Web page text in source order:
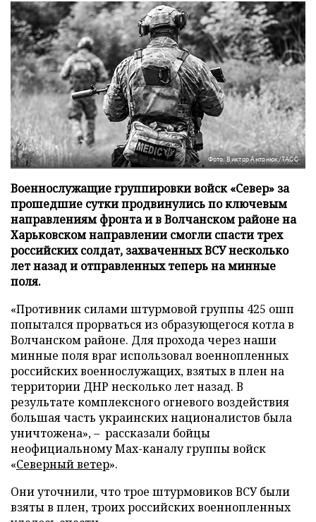
Фото: Виктор Антонюк/ТАСС
Военнослужащие группировки войск «Север» за
прошедшие сутки продвинулись по ключевым
направлениям фронта и в Волчанском районе на
Харьковском направлении смогли спасти трех
российских солдат, захваченных ВСУ несколько
лет назад и отправленных теперь на минные
поля.
«Противник силами штурмовой группы 425 ошп
попытался прорваться из образующегося котла в
Волчанском районе. Для прохода через наши
минные поля враг использовал военнопленных
российских военнослужащих, взятых в плен на
территории ДНР несколько лет назад. В
результате комплексного огневого воздействия
большая часть украинских националистов была
уничтожена», – рассказали бойцы
неофициальному Max-каналу группы войск
«Северный ветер».
Они уточнили, что трое штурмовиков ВСУ были
взяты в плен, троих российских военнопленных